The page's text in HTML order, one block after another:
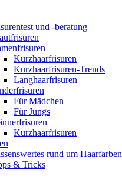
und -beratung
Kurzhaarfrisuren
Kurzhaarfrisuren-Trends
Langhaarfrisuren
Für Mädchen
Für Jungs
Kurzhaarfrisuren
rund um Haarfarben
& Tricks